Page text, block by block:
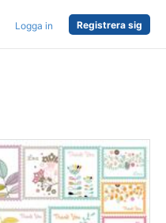
Logga in Registrera sig